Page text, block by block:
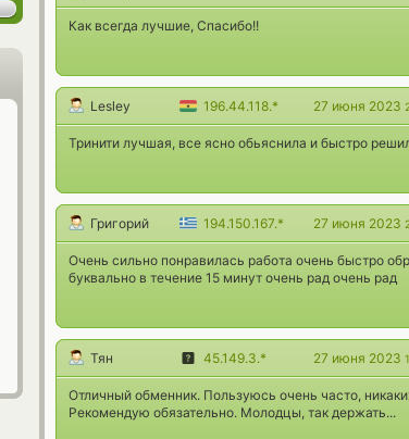
Как всегда лучшие, Спасибо!!
Lesley 196.44.118.* 27 июня 2023
Тринити лучшая, все ясно обьяснила и быстро
Григорий 194.150.167.* 27 июня 2023
Очень сильно понравилась работа очень быстро
буквально в течение 15 минут очень рад очень рад
Тян 45.149.3.* 27 июня 2023
Отличный обменник. Пользуюсь очень часто,
Рекомендую обязательно. Молодцы, так держать...